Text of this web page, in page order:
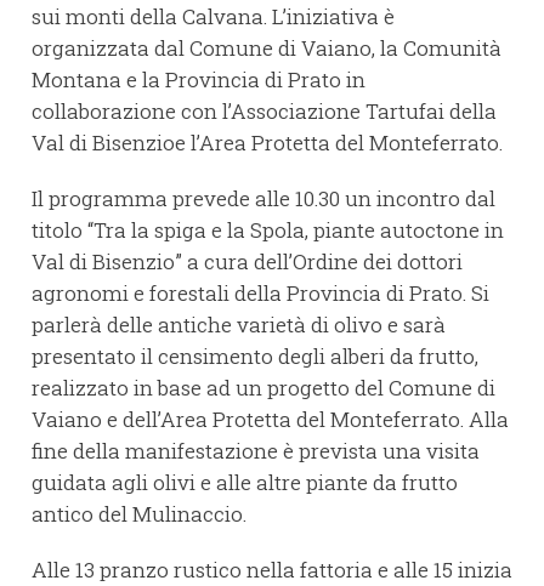
sui monti della Calvana. L’iniziativa è
organizzata dal Comune di Vaiano, la Comunità
Montana e la Provincia di Prato in
collaborazione con l’Associazione Tartufai della
Val di Bisenzioe l’Area Protetta del Monteferrato.
Il programma prevede alle 10.30 un incontro dal
titolo “Tra la spiga e la Spola, piante autoctone in
Val di Bisenzio” a cura dell’Ordine dei dottori
agronomi e forestali della Provincia di Prato. Si
parlerà delle antiche varietà di olivo e sarà
presentato il censimento degli alberi da frutto,
realizzato in base ad un progetto del Comune di
Vaiano e dell’Area Protetta del Monteferrato. Alla
fine della manifestazione è prevista una visita
guidata agli olivi e alle altre piante da frutto
antico del Mulinaccio.
Alle 13 pranzo rustico nella fattoria e alle 15 inizia